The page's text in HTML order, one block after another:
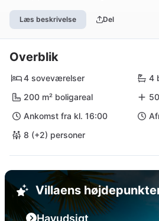
Læs beskrivelse Del
Overblik
4 soveværelser
4
200 m² boligareal
Ankomst fra kl. 16:00
8 (+2) personer
Villaens
Havudsigt